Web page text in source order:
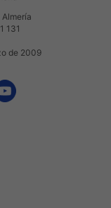
131
de 2009